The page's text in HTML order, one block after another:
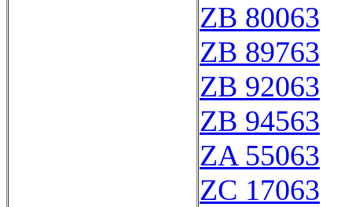
ZB 80063
ZB 89763
ZB 92063
ZB 94563
ZA 55063
ZC 17063